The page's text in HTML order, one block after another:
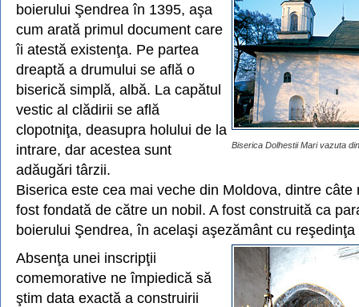
Biserica Dolhestii Mari vazuta
boierului Şendrea în 1395, aşa
cum arată primul document care
îi atestă existenţa. Pe partea
dreaptă a drumului se află o
biserică simplă, albă. La capătul
vestic al clădirii se află
clopotniţa, deasupra holului de la
intrare, dar acestea sunt
adăugări târzii.
Biserica este cea mai veche din Moldova, dintre câte
fost fondată de către un nobil. A fost construită ca
boierului Şendrea, în acelaşi aşezământ cu
Absenţa unei inscripţii
comemorative ne împiedică să
ştim data exactă a construirii